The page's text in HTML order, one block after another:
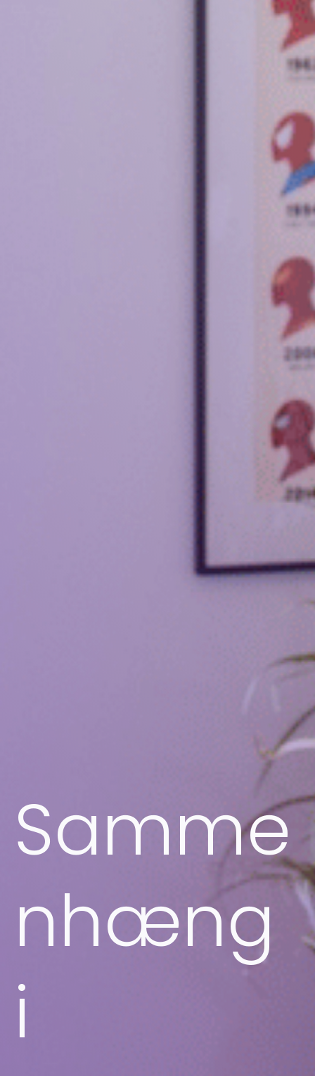
Samme
nhæng
i